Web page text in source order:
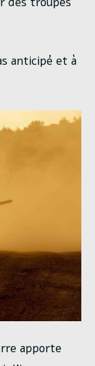
anticipé et à
apporte